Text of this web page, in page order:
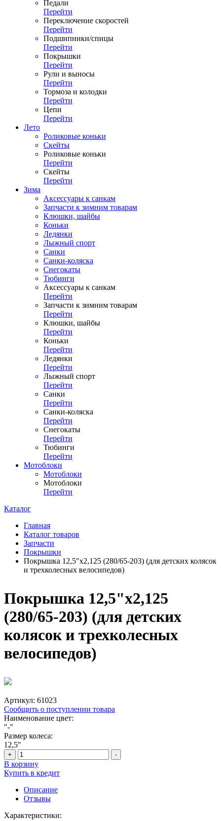
Педали
Перейти
Переключение скоростей
Перейти
Подшипники/спицы
Перейти
Покрышки
Перейти
Рули и выносы
Перейти
Тормоза и колодки
Перейти
Цепи
Перейти
Лето
Роликовые коньки
Скейты
Роликовые коньки
Перейти
Скейты
Перейти
Зима
Аксессуары к санкам
Запчасти к зимним товарам
Клюшки, шайбы
Коньки
Ледянки
Лыжный спорт
Санки
Санки-коляска
Снегокаты
Тюбинги
Аксессуары к санкам
Перейти
Запчасти к зимним товарам
Перейти
Клюшки, шайбы
Перейти
Коньки
Перейти
Ледянки
Перейти
Лыжный спорт
Перейти
Санки
Перейти
Санки-коляска
Перейти
Снегокаты
Перейти
Тюбинги
Перейти
Мотоблоки
Мотоблоки
Мотоблоки
Перейти
Каталог
Главная
Каталог товаров
Запчасти
Покрышки
Покрышка 12,5"х2,125 (280/65-203) (для детских колясок
и трехколесных велосипедов)
Покрышка 12,5"х2,125
(280/65-203) (для детских
колясок и трехколесных
велосипедов)
Артикул: 61023
Сообщить о поступлении товара
Наименование цвет:
"-"
Размер колеса:
12,5"
+ -
В корзину
Купить в кредит
Описание
Отзывы
Характеристики: